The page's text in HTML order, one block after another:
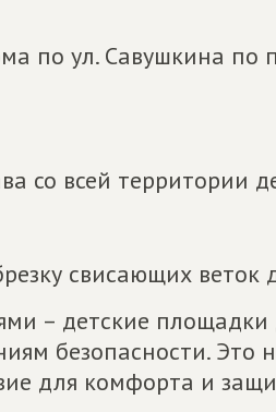
по ул. Савушкина по
со всей территории
свисающих веток
– детские
безопасности. Это
для комфорта и